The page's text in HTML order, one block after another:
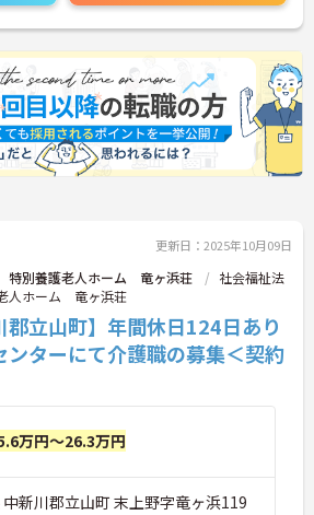
更新日：2025年10月09日
特別養護老人ホーム 竜ヶ浜荘
社会福祉法
人ホーム 竜ヶ浜荘
郡立山町】年間休日124日あり
ターにて介護職の募集＜契約
万円～26.3万円
中新川郡立山町 末上野字竜ヶ浜119